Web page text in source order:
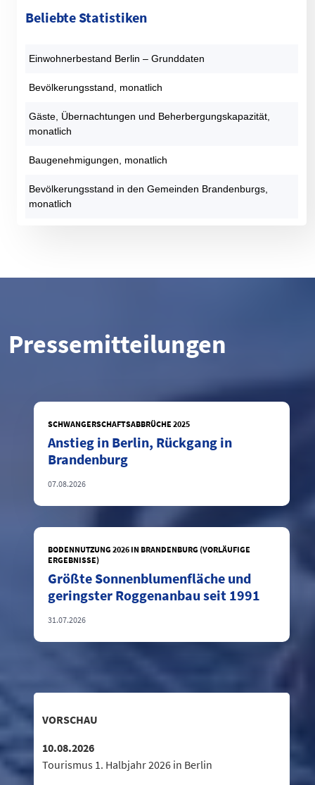
Beliebte Statistiken
Einwohnerbestand Berlin – Grunddaten
Bevölkerungsstand, monatlich
Gäste, Übernachtungen und Beherbergungskapazität,
monatlich
Baugenehmigungen, monatlich
Bevölkerungsstand in den Gemeinden Brandenburgs,
monatlich
Pressemitteilungen
SCHWANGERSCHAFTSABBRÜCHE 2025
Anstieg in Berlin, Rückgang in
Brandenburg
07.08.2026
BODENNUTZUNG 2026 IN BRANDENBURG (VORLÄUFIGE
ERGEBNISSE)
Größte Sonnenblumenfläche und
geringster Roggenanbau seit 1991
31.07.2026
VORSCHAU
10.08.2026
Tourismus 1. Halbjahr 2026 in Berlin